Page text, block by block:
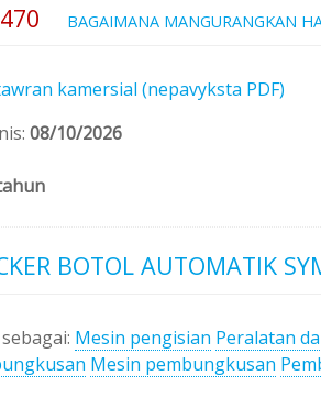
BAGAIMANA MANGURANGKAN
kamersial (nepavyksta PDF)
08/10/2026
BOTOL AUTOMATIK
Mesin pengisian Peralatan
Mesin pembungkusan